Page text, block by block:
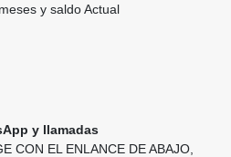
y saldo Actual
y llamadas
CON EL ENLANCE DE ABAJO,